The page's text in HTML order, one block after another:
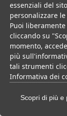
Trova la
Noi di belsalento.it
migliori servizi,
essenziali del
personalizzare
Puoi
cliccando su
momento,
più
tali strumenti
Informativa dei
Scopri di più e